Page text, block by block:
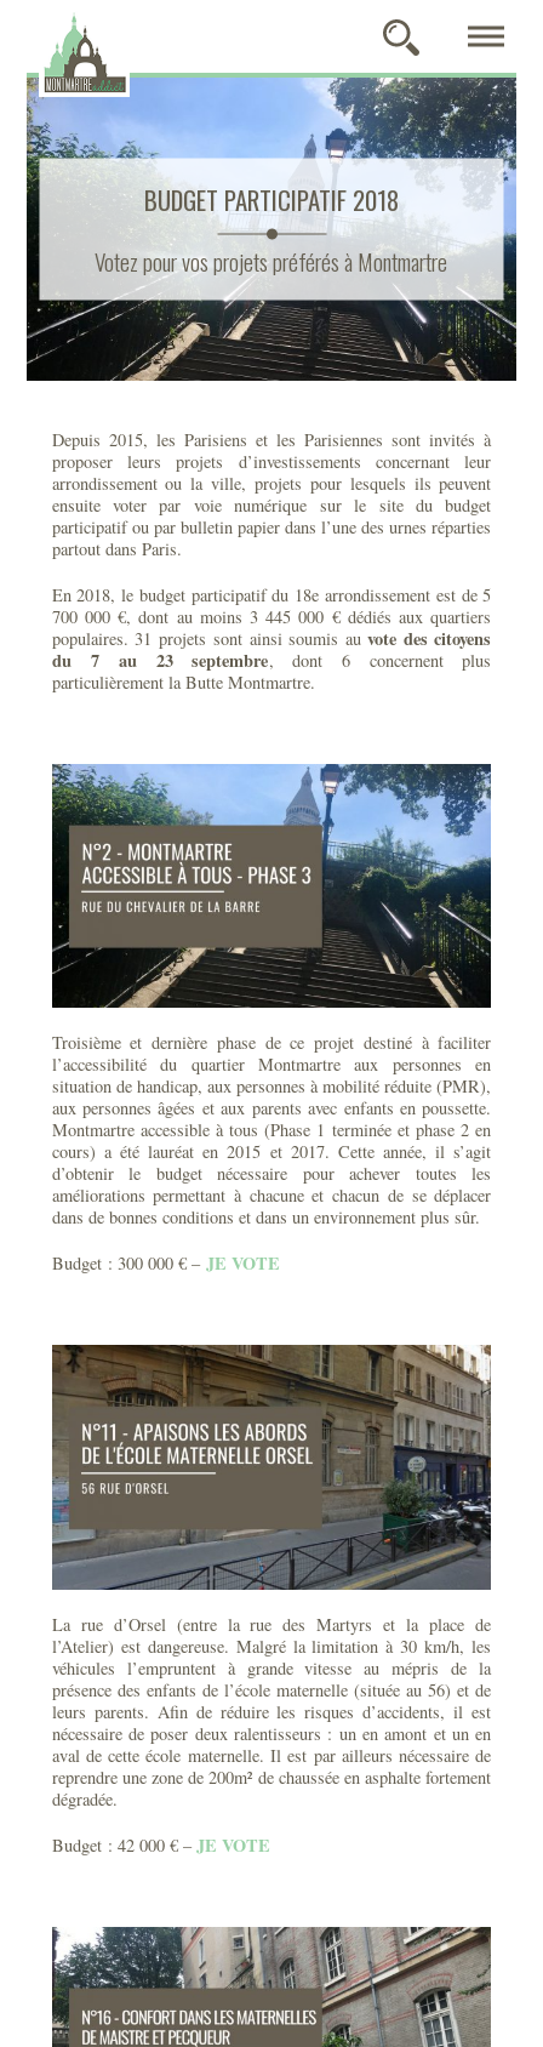
BUDGET PARTICIPATIF 2018
Votez pour vos projets préférés à Montmartre
Depuis 2015, les Parisiens et les Parisiennes sont invités à
proposer leurs projets d’investissements concernant leur
arrondissement ou la ville, projets pour lesquels ils peuvent
ensuite voter par voie numérique sur le site du budget
participatif ou par bulletin papier dans l’une des urnes réparties
partout dans Paris.
En 2018, le budget participatif du 18e arrondissement est de 5
700 000 €, dont au moins 3 445 000 € dédiés aux quartiers
populaires. 31 projets sont ainsi soumis auvote des citoyens
du 7 au 23 septembre, dont 6 concernent plus
particulièrement la Butte Montmartre.
Troisième et dernière phase de ce projet destiné à faciliter
l’accessibilité du quartier Montmartre aux personnes en
situation de handicap, aux personnes à mobilité réduite (PMR),
aux personnes âgées et aux parents avec enfants en poussette.
Montmartre accessible à tous (Phase 1 terminée et phase 2 en
cours) a été lauréat en 2015 et 2017. Cette année, il s’agit
d’obtenir le budget nécessaire pour achever toutes les
améliorations permettant à chacune et chacun de se déplacer
dans de bonnes conditions et dans un environnement plus sûr.
Budget : 300 000 € – JE VOTE
La rue d’Orsel (entre la rue des Martyrs et la place de
l’Atelier) est dangereuse. Malgré la limitation à 30 km/h, les
véhicules l’empruntent à grande vitesse au mépris de la
présence des enfants de l’école maternelle (située au 56) et de
leurs parents. Afin de réduire les risques d’accidents, il est
nécessaire de poser deux ralentisseurs : un en amont et un en
aval de cette école maternelle. Il est par ailleurs nécessaire de
reprendre une zone de 200m² de chaussée en asphalte fortement
dégradée.
Budget : 42 000 € – JE VOTE